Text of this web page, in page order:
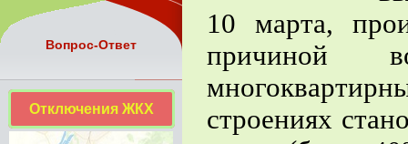
10 марта,
причиной
строениях
Вопрос-Ответ
Отключения ЖКХ